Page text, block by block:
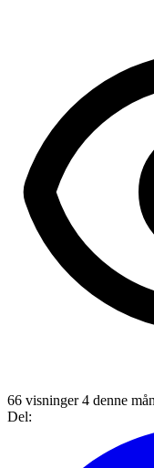
66 visninger4 denne
Del: